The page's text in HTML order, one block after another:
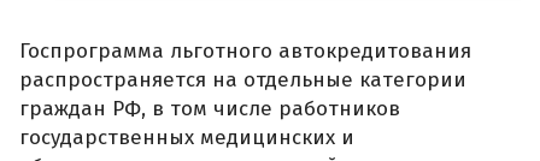
Госпрограмма льготного автокредитования
распространяется на отдельные категории
граждан РФ, в том числе работников
государственных медицинских и